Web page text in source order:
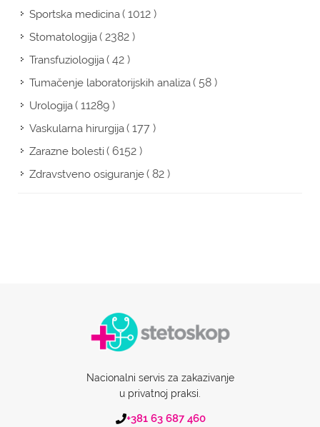
Sportska medicina( 1012 )
Stomatologija( 2382 )
Transfuziologija( 42 )
Tumačenje laboratorijskih analiza( 58 )
Urologija( 11289 )
Vaskularna hirurgija( 177 )
Zarazne bolesti( 6152 )
Zdravstveno osiguranje( 82 )
Nacionalni servis za zakazivanje
u privatnoj praksi.
+381 63 687 460